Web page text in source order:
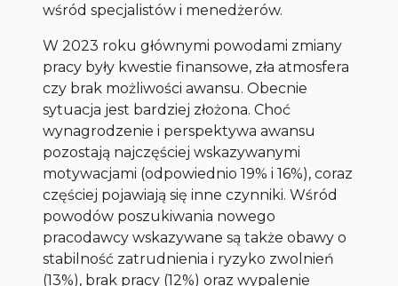
wśród specjalistów i menedżerów.
W 2023 roku głównymi powodami zmiany
pracy były kwestie finansowe, zła atmosfera
czy brak możliwości awansu. Obecnie
sytuacja jest bardziej złożona. Choć
wynagrodzenie i perspektywa awansu
pozostają najczęściej wskazywanymi
motywacjami (odpowiednio 19% i 16%), coraz
częściej pojawiają się inne czynniki. Wśród
powodów poszukiwania nowego
pracodawcy wskazywane są także obawy o
stabilność zatrudnienia i ryzyko zwolnień
(13%), brak pracy (12%) oraz wypalenie